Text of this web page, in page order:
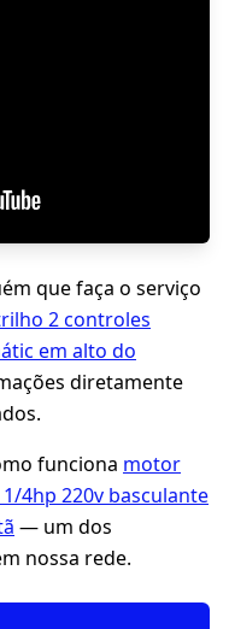
que faça o serviço
2 controles
em alto do
diretamente
funciona motor
4hp 220v basculante
— um dos
nossa rede.